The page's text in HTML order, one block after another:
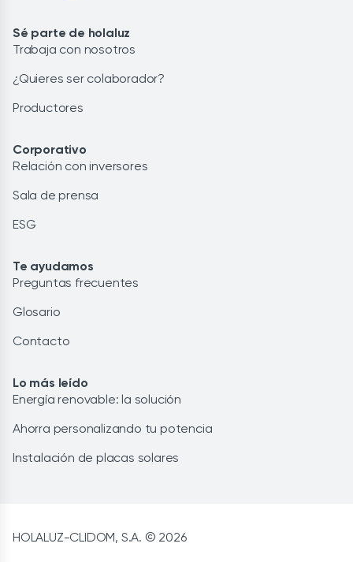
Sé parte de holaluz
Trabaja con nosotros
¿Quieres ser colaborador?
Productores
Corporativo
Relación con inversores
Sala de prensa
ESG
Te ayudamos
Preguntas frecuentes
Glosario
Contacto
Lo más leído
Energía renovable: la solución
Ahorra personalizando tu potencia
Instalación de placas solares
HOLALUZ-CLIDOM, S.A. © 2026